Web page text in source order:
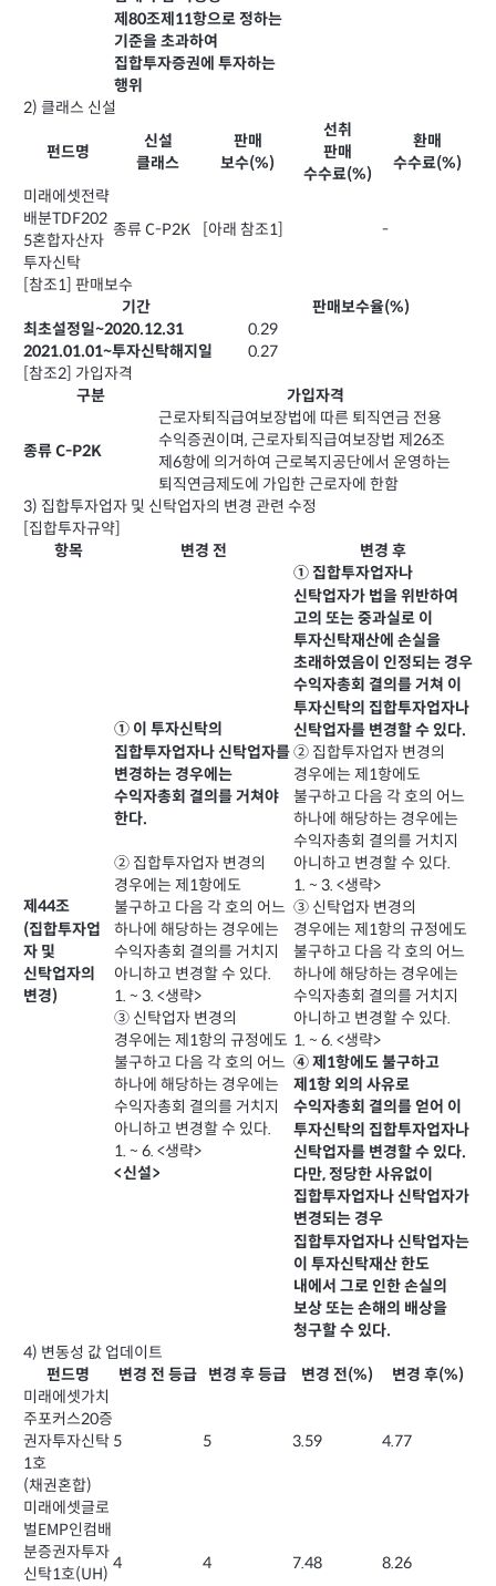
제80조제11항으로 정하는
기준을 초과하여
집합투자증권에 투자하는
행위
2) 클래스 신설
펀드명
신설
클래스
판매
보수(%)
선취
판매
수수료(%)
환매
수수료(%)
미래에셋전략
배분TDF202
5혼합자산자
투자신탁
종류 C-P2K [아래 참조1] -
[참조1] 판매보수
기간
판매보수율(%)
최초설정일~2020.12.31
0.29
2021.01.01~투자신탁해지일
0.27
[참조2] 가입자격
구분
가입자격
종류 C-P2K
근로자퇴직급여보장법에 따른 퇴직연금 전용
수익증권이며, 근로자퇴직급여보장법 제26조
제6항에 의거하여 근로복지공단에서 운영하는
퇴직연금제도에 가입한 근로자에 한함
3) 집합투자업자 및 신탁업자의 변경 관련 수정
[집합투자규약]
항목
변경 전 변경 후
제44조
(집합투자업
자 및
신탁업자의
변경)
① 이 투자신탁의
집합투자업자나 신탁업자를
변경하는 경우에는
수익자총회 결의를 거쳐야
한다.
② 집합투자업자 변경의
경우에는 제1항에도
불구하고 다음 각 호의 어느
하나에 해당하는 경우에는
수익자총회 결의를 거치지
아니하고 변경할 수 있다.
1. ~ 3. <생략>
③ 신탁업자 변경의
경우에는 제1항의 규정에도
불구하고 다음 각 호의 어느
하나에 해당하는 경우에는
수익자총회 결의를 거치지
아니하고 변경할 수 있다.
1. ~ 6. <생략>
<신설>
① 집합투자업자나
신탁업자가 법을 위반하여
고의 또는 중과실로 이
투자신탁재산에 손실을
초래하였음이 인정되는 경우
수익자총회 결의를 거쳐 이
투자신탁의 집합투자업자나
신탁업자를 변경할 수 있다.
② 집합투자업자 변경의
경우에는 제1항에도
불구하고 다음 각 호의 어느
하나에 해당하는 경우에는
수익자총회 결의를 거치지
아니하고 변경할 수 있다.
1. ~ 3. <생략>
③ 신탁업자 변경의
경우에는 제1항의 규정에도
불구하고 다음 각 호의 어느
하나에 해당하는 경우에는
수익자총회 결의를 거치지
아니하고 변경할 수 있다.
1. ~ 6. <생략>
④ 제1항에도 불구하고
제1항 외의 사유로
수익자총회 결의를 얻어 이
투자신탁의 집합투자업자나
신탁업자를 변경할 수 있다.
다만, 정당한 사유없이
집합투자업자나 신탁업자가
변경되는 경우
집합투자업자나 신탁업자는
이 투자신탁재산 한도
내에서 그로 인한 손실의
보상 또는 손해의 배상을
청구할 수 있다.
4) 변동성 값 업데이트
펀드명
변경 전 등급 변경 후 등급 변경 전(%)
변경 후(%)
미래에셋가치
주포커스20증
권자투자신탁
1호
(채권혼합)
5 5 3.59 4.77
미래에셋글로
벌EMP인컴배
분증권자투자
신탁1호(UH)
4 4 7.48 8.26